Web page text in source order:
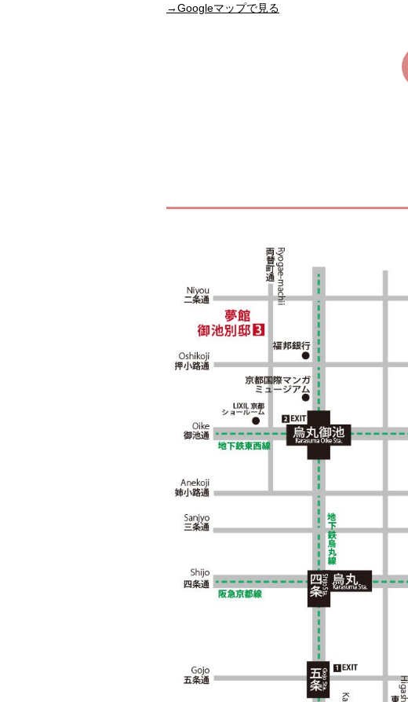
→Googleマップで見る